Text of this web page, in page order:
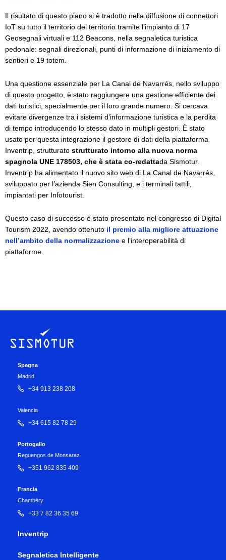
Il risultato di questo piano si è tradotto nella diffusione di connettori
IoT su tutto il territorio del territorio tramite l’impianto di 17
Geosegnali virtuali e 112 Beacons, nella segnaletica turistica
pedonale: segnali direzionali, punti di informazione di iniziamento di
sentieri e 19 totem.
Una questione essenziale per La Canal de Navarrés, nello sviluppo
di questo progetto, è stato raggiungere una gestione efficiente dei
dati turistici, specialmente per il loro grande numero. Si cercava
evitare divergenze tra i sistemi d’informazione turistica e la perdita
di tempo introducendo lo stesso dato in multipli gestori. È stato
usato per questa integrazione il gestore di dati della piattaforma
Inventrip, strutturato strutturato intorno alla nuova norma
spagnola UNE 178503, che è stata co-redattada Sismotur.
Inventrip ha alimentato il nuovo sito web di La Canal de Navarrés,
sviluppato per l’azienda Sien Consulting, e i terminali tattili,
impiantati per Infotourist.
Questo caso di successo è stato presentato nel congresso di Digital
Tourism 2022, avendo ottenuto il premio alla migliore attuazione
nell’ambito della normalizzazione e l’interoperabilità di
piattaforme.
Spagna
Madrid
+34 913 238 208
Valencia
+34 615 82 78 29
Portogallo
Reguengos de Monsaraz
+351 962 835 409
Francia
Chambéry
+33 7 82 36 35 69
Inventrip
Segnaletica Intelligente